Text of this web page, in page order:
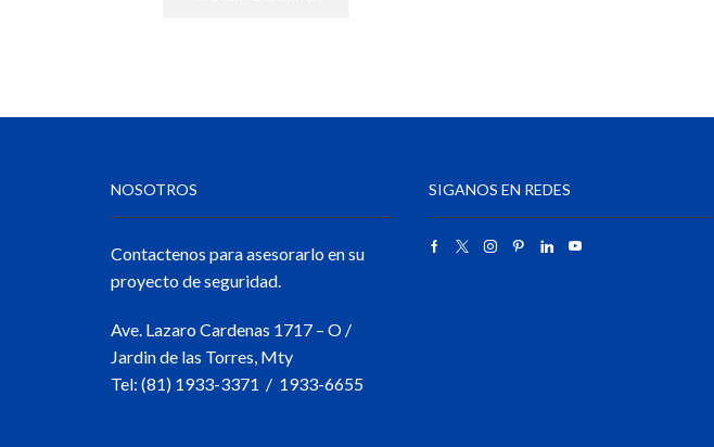
NOSOTROS
Contactenos para asesorarlo en su
proyecto de seguridad.
Ave. Lazaro Cardenas 1717 – O /
Jardin de las Torres, Mty
Tel: (81) 1933-3371 / 1933-6655
SIGANOS EN REDES